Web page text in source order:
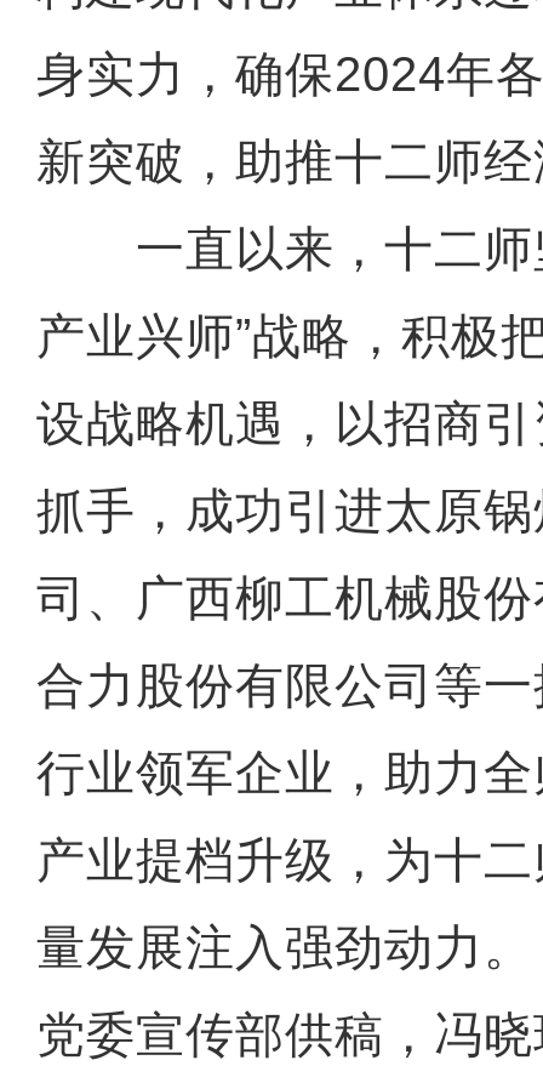
身实力，确保2024年
新突破，助推十二师
一直以来，十二师
产业兴师”战略，积极
设战略机遇，以招商
抓手，成功引进太原
司、广西柳工机械股
合力股份有限公司等
行业领军企业，助力
产业提档升级，为十
量发展注入强劲动力
党委宣传部供稿，冯